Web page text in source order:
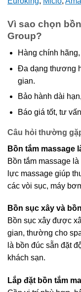
Vì sao chọn
Group?
Hàng chính
Đa dạng thương
gian.
Bảo hành dài
Báo giá tốt, tư
Câu hỏi thường
Bồn tắm massage
Bồn tắm massage
lực massage giúp
các vòi sục, máy
Bồn sục xây và
Bồn sục xây được
gian, thường cho
là bồn đúc sẵn đặt
khách sạn.
Lắp đặt bồn tắm